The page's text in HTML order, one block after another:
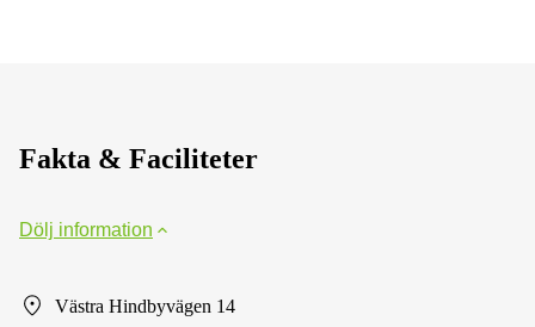
Fakta & Faciliteter
Dölj information
Västra Hindbyvägen 14